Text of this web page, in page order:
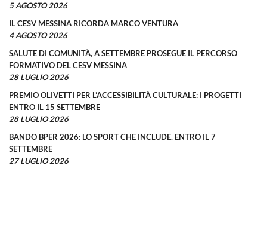
5 AGOSTO 2026
IL CESV MESSINA RICORDA MARCO VENTURA
4 AGOSTO 2026
SALUTE DI COMUNITÀ, A SETTEMBRE PROSEGUE IL PERCORSO
FORMATIVO DEL CESV MESSINA
28 LUGLIO 2026
PREMIO OLIVETTI PER L’ACCESSIBILITÀ CULTURALE: I PROGETTI
ENTRO IL 15 SETTEMBRE
28 LUGLIO 2026
BANDO BPER 2026: LO SPORT CHE INCLUDE. ENTRO IL 7
SETTEMBRE
27 LUGLIO 2026